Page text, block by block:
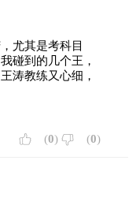
尤其是考科目
碰到的几个王，
涛教练又心细，
(0) (0)